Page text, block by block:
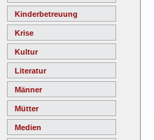
Kinderbetreuung
Krise
Kultur
Literatur
Männer
Mütter
Medien